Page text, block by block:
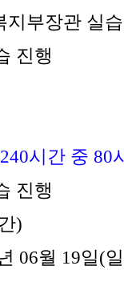
부장관 실
진행
시간 중 80
진행
)
06월 19일(